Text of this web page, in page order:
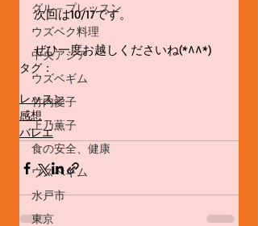
グル－プレッスン
ウズベク料理
中央アジア
ウズベギム
竹内愛子
上乃薫子
食の安全、健康
ウズべギム
水戸市
東京
次回は10/17です。
ぜひ一度お越しくださいね(*^^*)
タグ：
ウズベキスタンダンス
レッスン
感想
バレエ